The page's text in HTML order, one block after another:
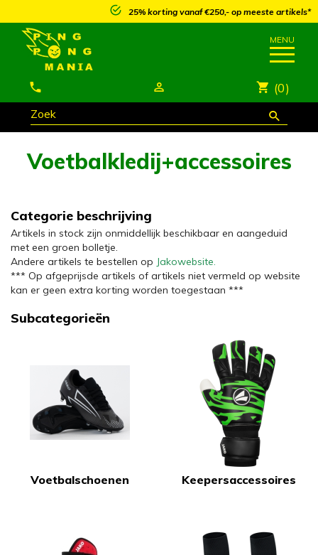
25% korting vanaf €250,- op meeste artikels*
(0)
Voetbalkledij+accessoires
Categorie beschrijving
Artikels in stock zijn onmiddellijk beschikbaar en aangeduid
met een groen bolletje.
Andere artikels te bestellen op Jakowebsite.
*** Op afgeprijsde artikels of artikels niet vermeld op website
kan er geen extra korting worden toegestaan ***
Subcategorieën
Voetbalschoenen Keepersaccessoires